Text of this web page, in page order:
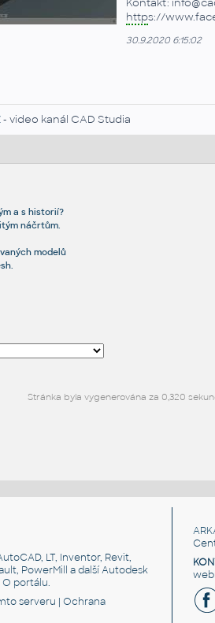
https://
30.9.2020 6:15:02
- video kanál CAD Studia
a s historií?
náčrtům.
modelů
Stránka byla vygenerována za 0,320
LT, Inventor, Revit,
PowerMill a další Autodesk
O portálu.
serveru |Ochrana